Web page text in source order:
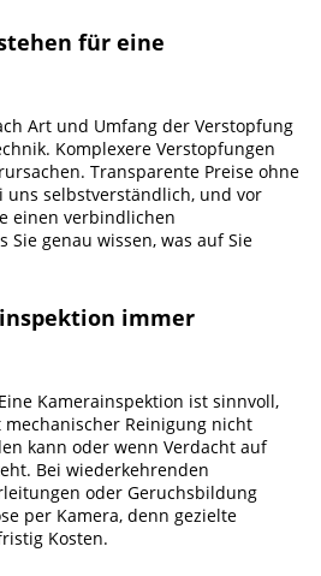
für eine
Art und Umfang der Verstopfung
Komplexere Verstopfungen
Transparente Preise ohne
uns selbstverständlich, und vor
einen verbindlichen
Sie genau wissen, was auf Sie
immer
Kamerainspektion ist sinnvoll,
Reinigung nicht
kann oder wenn Verdacht auf
Bei wiederkehrenden
oder Geruchsbildung
per Kamera, denn gezielte
Kosten.